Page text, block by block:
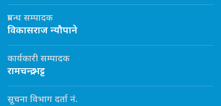
प्रबन्ध सम्पादक
विकासराज न्यौपाने
कार्यकारी सम्पादक
रामचन्द्र भट्ट
सूचना विभाग दर्ता नं.